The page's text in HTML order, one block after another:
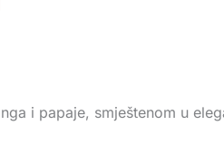
i papaje, smještenom u